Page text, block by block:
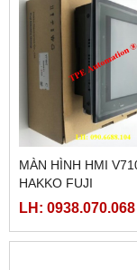
MÀN HÌNH HMI
HAKKO FUJI
LH: 0938.070.068